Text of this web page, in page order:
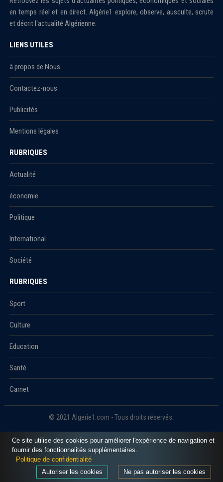
en temps réel et en direct. Algérie1 explore, observe, ausculte, scrute
et décrit l'actualité Algérienne.
LIENS UTILES
à propos de Nous
Contactez-nous
Publicités
Mentions légales
RUBRIQUES
Actualité
économie
Politique
International
Société
RUBRIQUES
Sport
Culture
Education
Santé
Carnet
© 2021 Algerie1.com - Tous droits réservés.
Ce site utilise des cookies pour améliorer l'expérience de navigation et
fournir des fonctionnalités supplémentaires.
Politique de confidentialité
Ne pas autoriser les cookies
Autoriser les cookies